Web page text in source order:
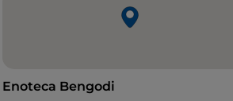
Enoteca Bengodi